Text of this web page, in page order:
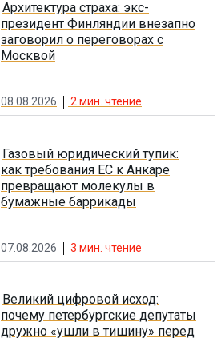
Архитектура страха: экс-
президент Финляндии внезапно
заговорил о переговорах с
Москвой
08.08.2026 2мин. чтение
Газовый юридический тупик:
как требования ЕС к Анкаре
превращают молекулы в
бумажные баррикады
07.08.2026 3 мин. чтение
Великий цифровой исход:
почему петербургские депутаты
дружно «ушли в тишину» перед